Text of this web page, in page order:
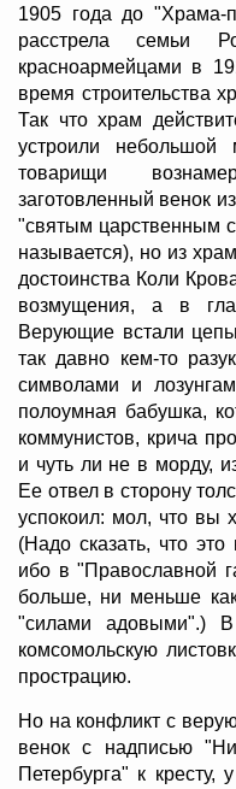
1905 года до "Храма-
расстрела семьи
красноармейцами в
время строительства
Так что храм
устроили небольшой
товарищи
заготовленный венок
"святым царственным
называется), но из
достоинства Коли
возмущения, а в
Верующие встали
так давно кем-то
символами и
полоумная бабушка,
коммунистов, крича
и чуть ли не в морду,
Ее отвел в сторону
успокоил: мол, что вы
(Надо сказать, что
ибо в "Православной
больше, ни меньше
"силами адовыми".)
комсомольскую
прострацию.
Но на конфликт с
венок с надписью
Петербурга" к кресту,